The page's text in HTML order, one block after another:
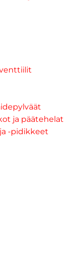
ja päätehelat
-pidikkeet